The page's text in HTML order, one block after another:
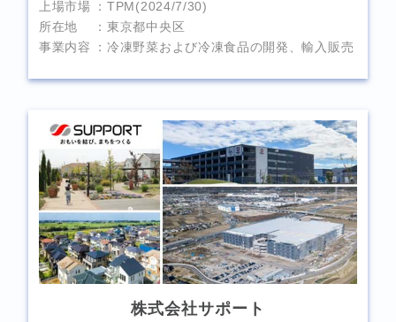
上場市場
TPM(2024/7/30)
所在地
東京都中央区
事業内容
冷凍野菜および冷凍食品の開発、輸入販売
株式会社サポート